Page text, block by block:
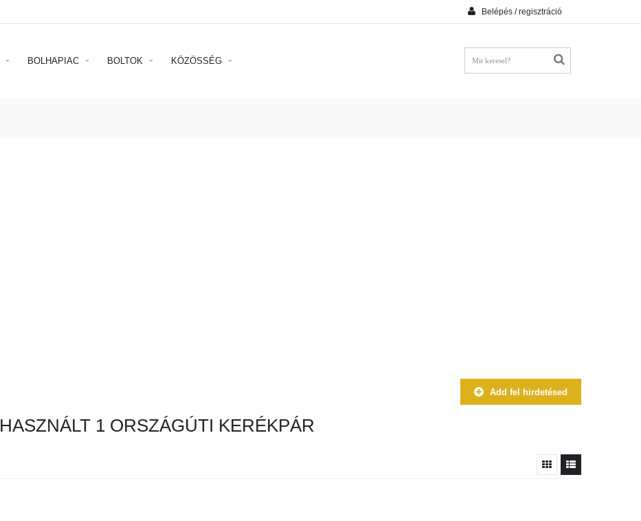
Belépés / regisztráció
BOLHAPIAC BOLTOK KÖZÖSSÉG
Add fel hirdetésed
HASZNÁLT 1 ORSZÁGÚTI KERÉKPÁR